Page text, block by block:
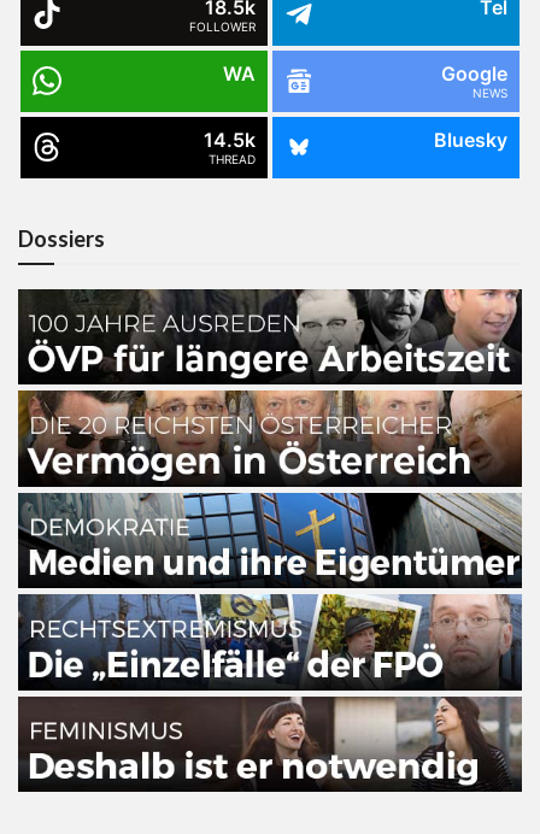
18.5k
FOLLOWER
Tel
WA Google
NEWS
14.5k
THREAD
Bluesky
Dossiers